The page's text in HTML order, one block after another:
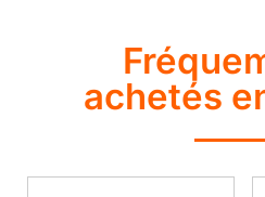
achetés